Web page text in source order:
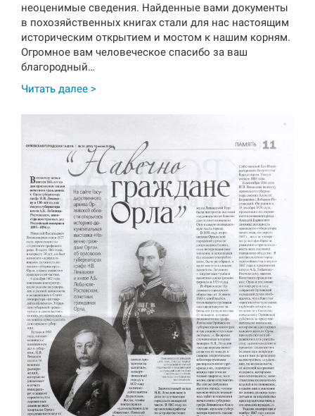
неоценимые сведения. Найденные вами документы
в похозяйственных книгах стали для нас настоящим
историческим открытием и мостом к нашим корням.
Огромное вам человеческое спасибо за ваш
благородный…
Читать далее >